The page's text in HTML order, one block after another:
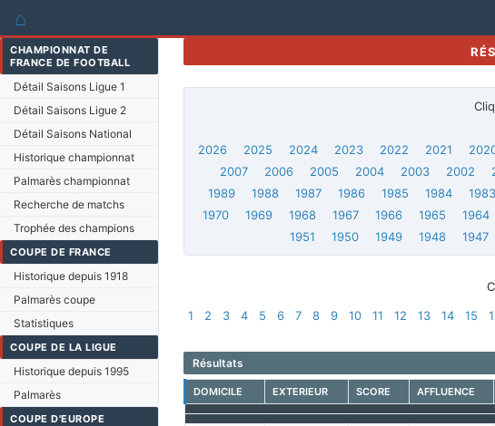
⌂
CHAMPIONNAT DE
FRANCE DE FOOTBALL
Détail Saisons Ligue 1
Détail Saisons Ligue 2
Détail Saisons National
Historique championnat
Palmarès championnat
Recherche de matchs
Trophée des champions
COUPE DE FRANCE
Historique depuis 1918
Palmarès coupe
Statistiques
COUPE DE LA LIGUE
Historique depuis 1995
Palmarès
COUPE D'EUROPE
2026 2025 2024 2023 2022 2021
2007
2006 2005 2004 2003 2002
1989
1988 1987 1986 1985 1984 1983
1970
1969 1968 1967 1966 1965 1964
1951
1950 1949 1948 1947
1
2 3 4 5 6 7 8 9 10 11 12 13 14 15
Résultats
DOMICILE EXTERIEUR SCORE AFFLUENCE